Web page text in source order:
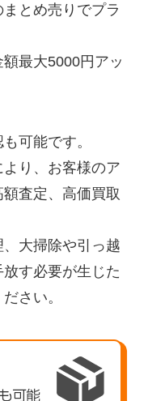
とめ売りでプラ
最大5000円アッ
可能です。
り、お客様のア
査定、高価買取
大掃除や引っ越
す必要が生じた
さい。